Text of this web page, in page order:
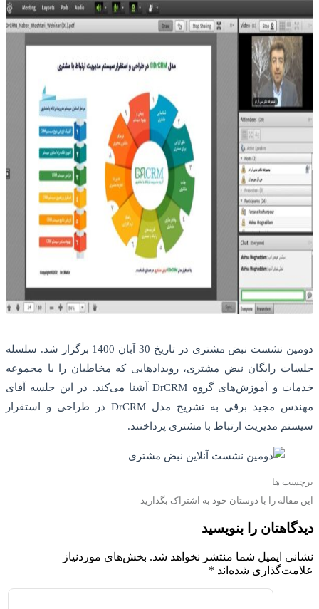
دومین نشست نبض مشتری در تاریخ 30 آبان 1400 برگزار شد. سلسله
جلسات رایگان نبض مشتری، رویدادهایی که مخاطبان را با مجموعه
خدمات و آموزش‌های گروه DrCRM آشنا می‌کند. در این جلسه آقای
مهندس مجید برقی به تشریح مدل DrCRM در طراحی و استقرار
سیستم مدیریت ارتباط با مشتری پرداختند.
برچسب ها
این مقاله را با دوستان خود به اشتراک بگذارید
دیدگاهتان را بنویسید
نشانی ایمیل شما منتشر نخواهد شد. بخش‌های موردنیاز
علامت‌گذاری شده‌اند *